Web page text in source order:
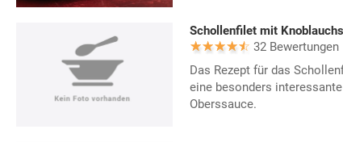
Schollenfilet mit
32 Bewertungen
Das Rezept für das
eine besonders
Oberssauce.